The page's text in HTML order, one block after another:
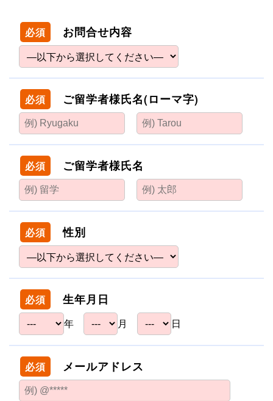
必須 お問合せ内容
必須 ご留学者様氏名(ローマ字)
必須 ご留学者様氏名
必須 性別
必須 生年月日
年 月 日
必須 メールアドレス